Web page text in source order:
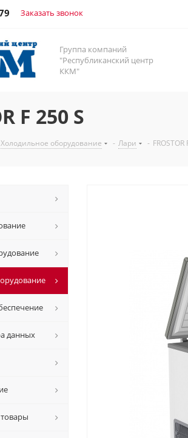
Заказать звонок
Группа компаний
"Республиканский центр
ККМ"
F 250 S
Холодильное оборудование - Лари - FROSTOR
данных